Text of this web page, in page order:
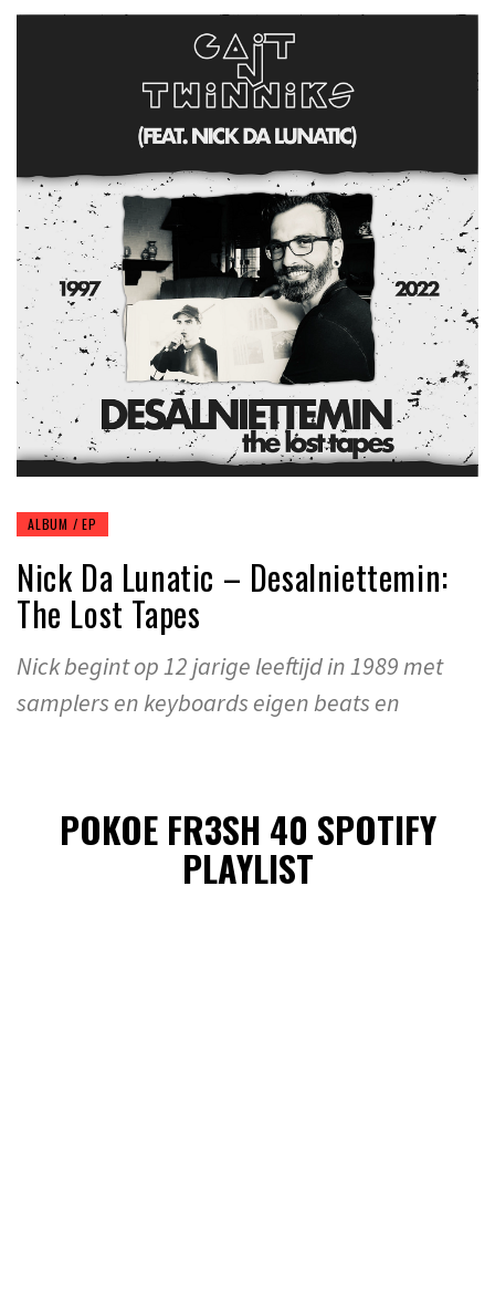
ALBUM / EP
Nick Da Lunatic – Desalniettemin:
The Lost Tapes
Nick begint op 12 jarige leeftijd in 1989 met
samplers en keyboards eigen beats en
POKOE FR3SH 40 SPOTIFY
PLAYLIST